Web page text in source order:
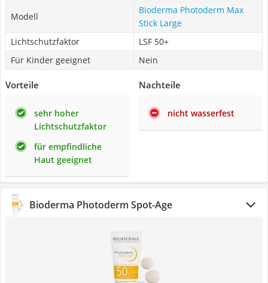
Modell
Bioderma Photoderm Max
Stick Large
Lichtschutzfaktor
LSF 50+
Für Kinder geeignet
Nein
Vorteile
sehr hoher
Lichtschutzfaktor
für empfindliche
Haut geeignet
Nachteile
nicht wasserfest
Bioderma Photoderm Spot-Age